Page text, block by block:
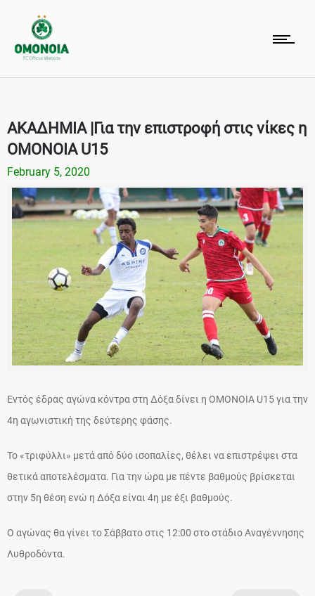
ΑΚΑΔΗΜΙΑ |Για την επιστροφή στις νίκες η
ΟΜΟΝΟΙΑ U15
February 5, 2020
Εντός έδρας αγώνα κόντρα στη Δόξα δίνει η ΟΜΟΝΟΙΑ U15 για την
4η αγωνιστική της δεύτερης φάσης.
Το «τριφύλλι» μετά από δύο ισοπαλίες, θέλει να επιστρέψει στα
θετικά αποτελέσματα. Για την ώρα με πέντε βαθμούς βρίσκεται
στην 5η θέση ενώ η Δόξα είναι 4η με έξι βαθμούς.
Ο αγώνας θα γίνει το Σάββατο στις 12:00 στο στάδιο Αναγέννησης
Λυθροδόντα.